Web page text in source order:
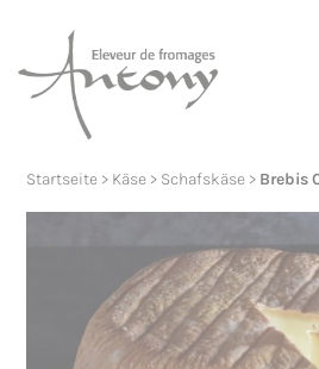
Startseite > Käse > Schafskäse > Brebis